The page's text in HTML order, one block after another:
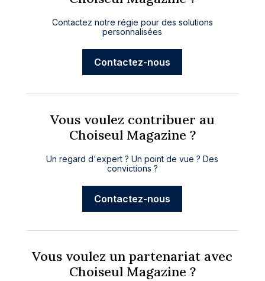
Contactez notre régie pour des solutions
personnalisées
Contactez-nous
Vous voulez contribuer au
Choiseul Magazine ?
Un regard d'expert ? Un point de vue ? Des
convictions ?
Contactez-nous
Vous voulez un partenariat avec
Choiseul Magazine ?